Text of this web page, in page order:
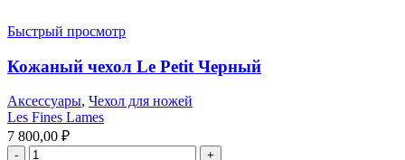
Быстрый просмотр
Кожаный чехол Le Petit Черный
Аксессуары, Чехол для ножей
Les Fines Lames
7 800,00 ₽